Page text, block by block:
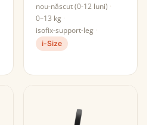
nou-născut (0-12 luni)
0–13 kg
isofix-support-leg
i-Size